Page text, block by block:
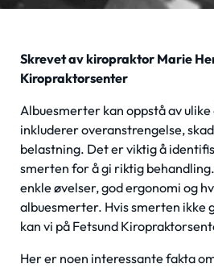
Skrevet av kiropraktor Marie
Kiropraktorsenter
Albuesmerter kan oppstå av
inkluderer overanstrengelse,
belastning. Det er viktig å
smerten for å gi riktig
enkle øvelser, god ergonomi og
albuesmerter. Hvis smerten ikke
kan vi på Fetsund
Her er noen interessante fakta